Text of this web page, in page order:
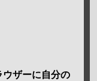
ザーに自分の